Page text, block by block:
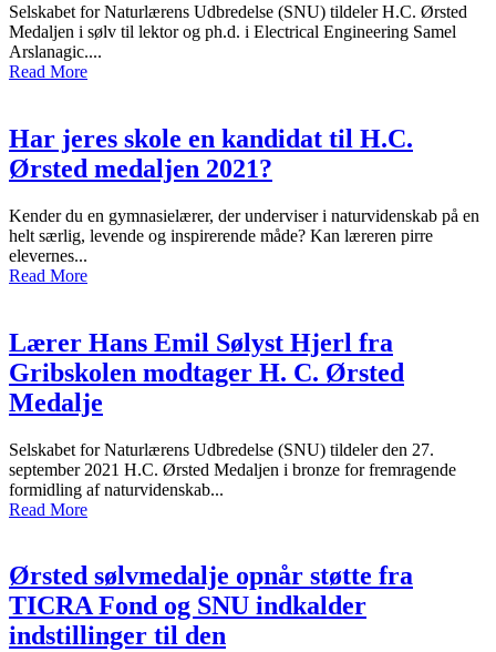
Selskabet for Naturlærens Udbredelse (SNU) tildeler H.C. Ørsted
Medaljen i sølv til lektor og ph.d. i Electrical Engineering Samel
Arslanagic....
Read More
Har jeres skole en kandidat til H.C.
Ørsted medaljen 2021?
Kender du en gymnasielærer, der underviser i naturvidenskab på en
helt særlig, levende og inspirerende måde? Kan læreren pirre
elevernes...
Read More
Lærer Hans Emil Sølyst Hjerl fra
Gribskolen modtager H. C. Ørsted
Medalje
Selskabet for Naturlærens Udbredelse (SNU) tildeler den 27.
september 2021 H.C. Ørsted Medaljen i bronze for fremragende
formidling af naturvidenskab...
Read More
Ørsted sølvmedalje opnår støtte fra
TICRA Fond og SNU indkalder
indstillinger til den